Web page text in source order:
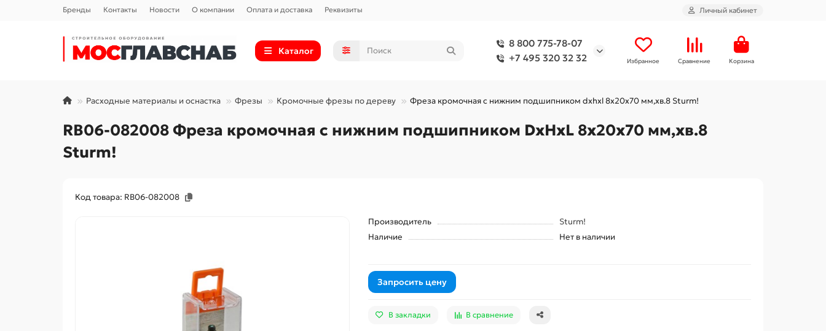
Бренды Контакты Новости О компании Оплата и доставка Реквизиты Личный кабинет
Каталог
8 800 775-78-07
+7 495 320 32 32
Избранное Сравнение Корзина
Расходные материалы и оснастка Фрезы Кромочные фрезы по дереву Фреза кромочная с нижним подшипником dxhxl 8x20x70 мм,хв.8 Sturm!
RB06-082008 Фреза кромочная с нижним подшипником DxHxL 8x20x70 мм,хв.8
Sturm!
Код товара: RB06-082008
Производитель
Sturm!
Наличие
Нет в наличии
Запросить цену
В закладки В сравнение